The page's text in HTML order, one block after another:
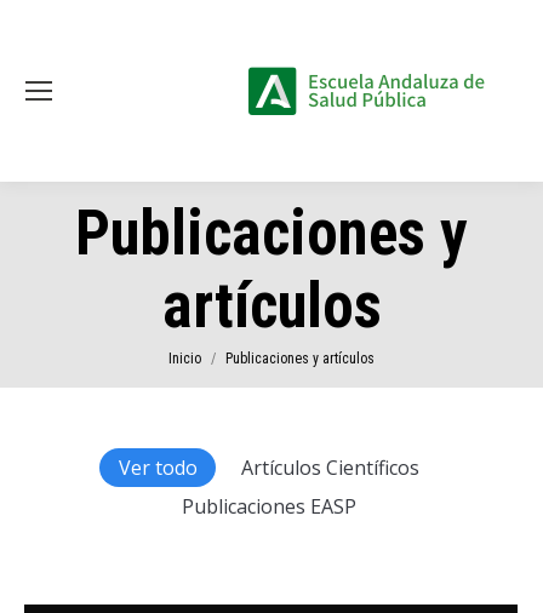
Publicaciones y
artículos
Estás aquí:
Inicio Publicaciones y artículos
Ver todo
Artículos Científicos
Publicaciones EASP